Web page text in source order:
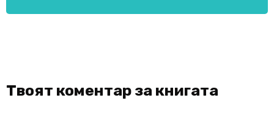
Твоят коментар за книгата